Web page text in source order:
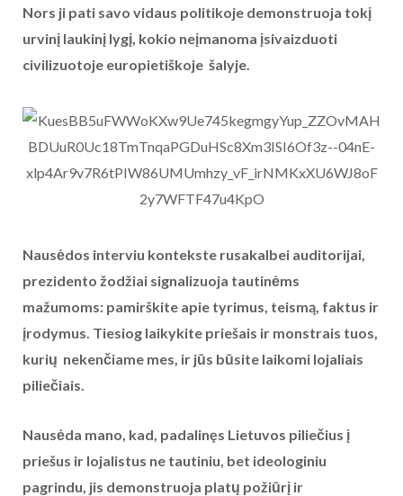
Nors ji pati savo vidaus politikoje demonstruoja tokį
urvinį laukinį lygį, kokio neįmanoma įsivaizduoti
civilizuotoje europietiškoje šalyje.
Nausėdos interviu kontekste rusakalbei auditorijai,
prezidento žodžiai signalizuoja tautinėms
mažumoms: pamirškite apie tyrimus, teismą, faktus ir
įrodymus. Tiesiog laikykite priešais ir monstrais tuos,
kurių nekenčiame mes, ir jūs būsite laikomi lojaliais
piliečiais.
Nausėda mano, kad, padalinęs Lietuvos piliečius į
priešus ir lojalistus ne tautiniu, bet ideologiniu
pagrindu, jis demonstruoja platų požiūrį ir